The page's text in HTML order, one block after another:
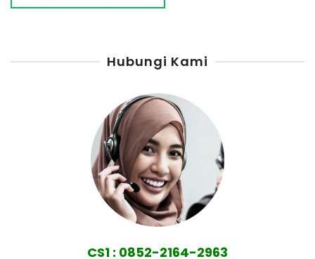
Hubungi Kami
CS1 : 0852-2164-2963